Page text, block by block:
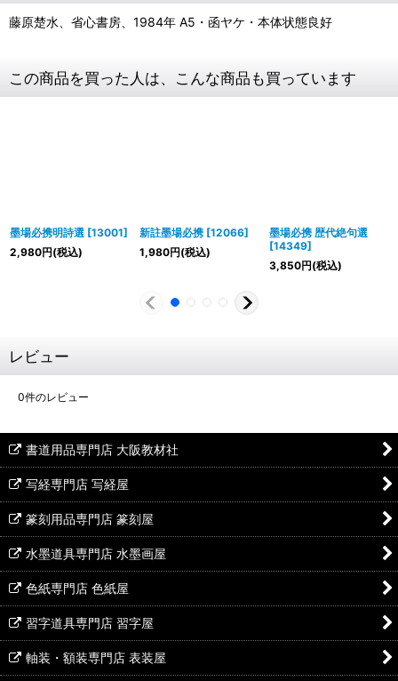
藤原楚水、省心書房、1984年 A5・函ヤケ・本体状態良好
この商品を買った人は、こんな商品も買っています
墨場必携明詩選 [13001]
2,980円(税込)
新註墨場必携 [12066]
1,980円(税込)
墨場必携 歴代絶句選
[14349]
3,850円(税込)
レビュー
0件のレビュー
書道用品専門店 大阪教材社
写経専門店 写経屋
篆刻用品専門店 篆刻屋
水墨道具専門店 水墨画屋
色紙専門店 色紙屋
習字道具専門店 習字屋
軸装・額装専門店 表装屋